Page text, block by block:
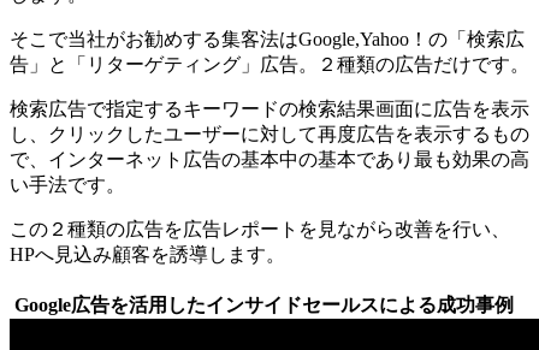
そこで当社がお勧めする集客法はGoogle,Yahoo ！の「検索広
告」と「リターゲティング」広告。２種類の広告だけです。
検索広告で指定するキーワードの検索結果画面に広告を表示
し、クリックしたユーザーに対して再度広告を表示するもの
で、インターネット広告の基本中の基本であり最も効果の高
い手法です。
この２種類の広告を広告レポートを見ながら改善を行い、
HPへ見込み顧客を誘導します。
Google広告を活用したインサイドセールスによる成功事例